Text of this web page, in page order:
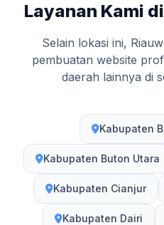
Layanan Kami
Selain lokasi ini,
pembuatan website
daerah lainnya di
Kabupaten
Kabupaten Buton Utara
Kabupaten Cianjur
Kabupaten Dairi